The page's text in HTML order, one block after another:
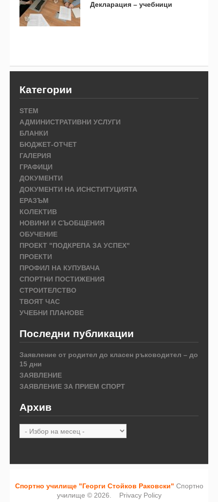
Декларация – учебници
Категории
STEM
АДМИНИСТРАТИВНИ УСЛУГИ
БЛАНКИ
БЮДЖЕТ-ОТЧЕТ
ГАЛЕРИЯ
ГРАФИЦИ
ДОКУМЕНТИ
ДОКУМЕНТИ НА ИСНСТИТУЦИЯТА
ЕРАЗЪМ
КОЛЕКТИВ
НОВИНИ И СЪОБЩЕНИЯ
ОБУЧЕНИЕ
ПРОЕКТ "ПОДКРЕПА ЗА УСПЕХ"
ПРОЕКТИ
ПРОФИЛ НА КУПУВАЧА
СПОРТНИ ПОСТИЖЕНИЯ
СТРОИТЕЛСТВО
ТВОЯТ ЧАС
УЧЕБНИ ПЛАНОВЕ
Последни публикации
Заявление от родител до класен ръководител – до
15 дни
ЗАЯВЛЕНИЕ
ЗАЯВЛЕНИЕ ЗА ПРИЕМ СПОРТ
Архив
Архив
Спортно училище "Георги Стойков Раковски" Спортно
училище © 2026. Privacy Policy